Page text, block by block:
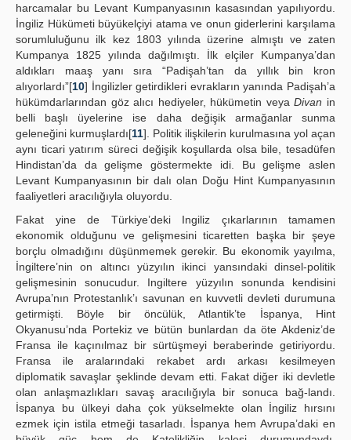
harcamalar bu Levant Kumpanyasının kasasından yapılıyordu.
İngiliz Hükümeti büyükelçiyi atama ve onun giderlerini karşılama
sorumluluğunu ilk kez 1803 yılında üzerine almıştı ve zaten
Kumpanya 1825 yılında dağılmıştı. İlk elçiler Kumpanya’dan
aldıkları maaş yanı sıra “Padişah’tan da yıllık bin kron
alıyorlardı”[10] İngilizler getirdikleri evrakların yanında Padişah’a
hükümdarlarından göz alıcı hediyeler, hükümetin veyaDivan in
belli başlı üyelerine ise daha değişik armağanlar sunma
geleneğini kurmuşlardı[11]. Politik ilişkilerin kurulmasına yol açan
aynı ticari yatırım süreci değişik koşullarda olsa bile, tesadüfen
Hindistan’da da gelişme göstermekte idi. Bu gelişme aslen
Levant Kumpanyasının bir dalı olan Doğu Hint Kumpanyasının
faaliyetleri aracılığıyla oluyordu.
Fakat yine de Türkiye’deki Ingiliz çıkarlarının tamamen
ekonomik olduğunu ve gelişmesini ticaretten başka bir şeye
borçlu olmadığını düşünmemek gerekir. Bu ekonomik yayılma,
İngiltere’nin on altıncı yüzyılın ikinci yansındaki dinsel-politik
gelişmesinin sonucudur. Ingiltere yüzyılın sonunda kendisini
Avrupa’nın Protestanlık’ı savunan en kuvvetli devleti durumuna
getirmişti. Böyle bir öncülük, Atlantik’te İspanya, Hint
Okyanusu’nda Portekiz ve bütün bunlardan da öte Akdeniz’de
Fransa ile kaçınılmaz bir sürtüşmeyi beraberinde getiriyordu.
Fransa ile aralarındaki rekabet ardı arkası kesilmeyen
diplomatik savaşlar şeklinde devam etti. Fakat diğer iki devletle
olan anlaşmazlıkları savaş aracılığıyla bir sonuca bağ-landı.
İspanya bu ülkeyi daha çok yükselmekte olan İngiliz hırsını
ezmek için istila etmeği tasarladı. İspanya hem Avrupa’daki en